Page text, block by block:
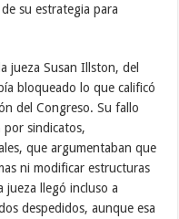
su estrategia para
jueza Susan Illston, del
bloqueado lo que calificó
del Congreso. Su fallo
por sindicatos,
que argumentaban que
ni modificar estructuras
jueza llegó incluso a
despedidos, aunque esa